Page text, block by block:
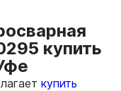
купить
купить